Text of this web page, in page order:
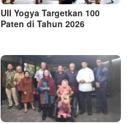
UII Yogya Targetkan 100
Paten di Tahun 2026